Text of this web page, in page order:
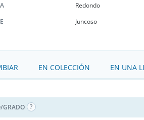
Redondo
Juncoso
EN COLECCIÓN EN UNA
GRADO